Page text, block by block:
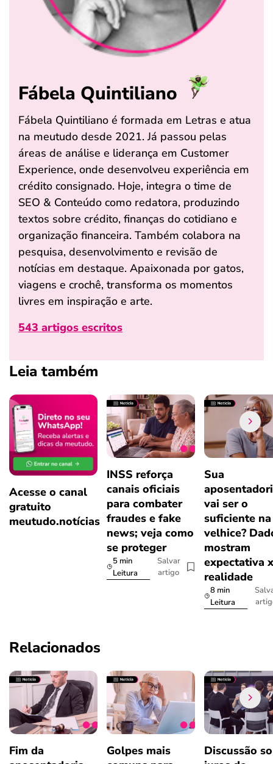
Fábela Quintiliano
Fábela Quintiliano é formada em Letras e atua
na meutudo desde 2021. Já passou pelas
áreas de análise e liderança em Customer
Experience, onde desenvolveu experiência em
crédito consignado. Hoje, integra o time de
SEO & Conteúdo como redatora, produzindo
textos sobre crédito, finanças do cotidiano e
organização financeira. Também colabora na
pesquisa, desenvolvimento e revisão de
notícias em destaque. Apaixonada por gatos,
viagens e crochê, transforma os momentos
livres em inspiração e arte.
543 artigos escritos
Leia também
Acesse o canal
gratuito
meutudo.notícias
INSS reforça
canais oficiais
para combater
fraudes e fake
news; veja como
se proteger
5 min
Leitura
Salvar
artigo
Sua
vai ser o
suficiente na
velhice?
mostram
expectativa x
realidade
8 min
Leitura
Relacionados
Fim da
Golpes mais
Discussão